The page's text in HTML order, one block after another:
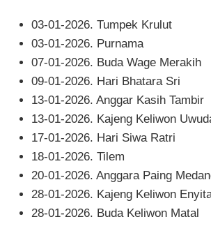
03-01-2026. Tumpek Krulut
03-01-2026. Purnama
07-01-2026. Buda Wage Merakih
09-01-2026. Hari Bhatara Sri
13-01-2026. Anggar Kasih Tambir
13-01-2026. Kajeng Keliwon
17-01-2026. Hari Siwa Ratri
18-01-2026. Tilem
20-01-2026. Anggara Paing
28-01-2026. Kajeng Keliwon
28-01-2026. Buda Keliwon Matal